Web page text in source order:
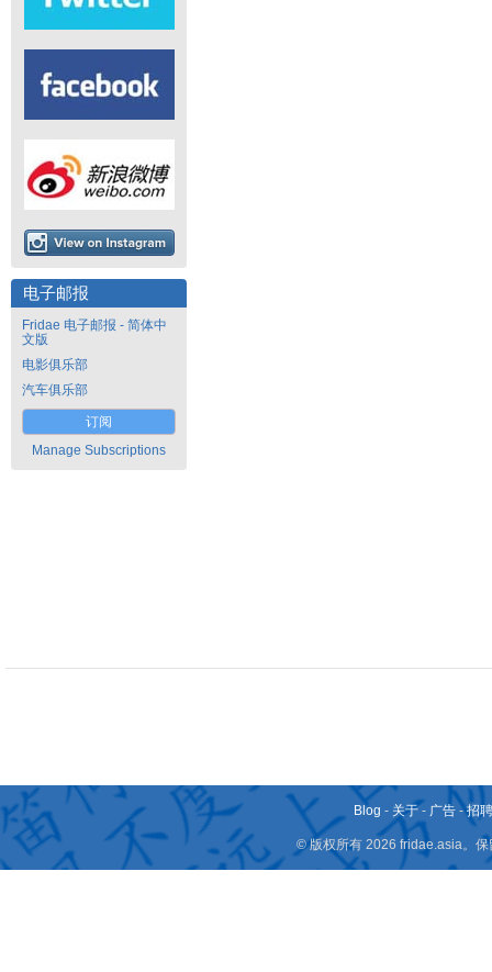
电子邮报
Fridae 电子邮报 - 简体中
文版
电影俱乐部
汽车俱乐部
订阅
Manage Subscriptions
Blog - 关于 - 广告 -招
© 版权所有 2026 fridae.asia。